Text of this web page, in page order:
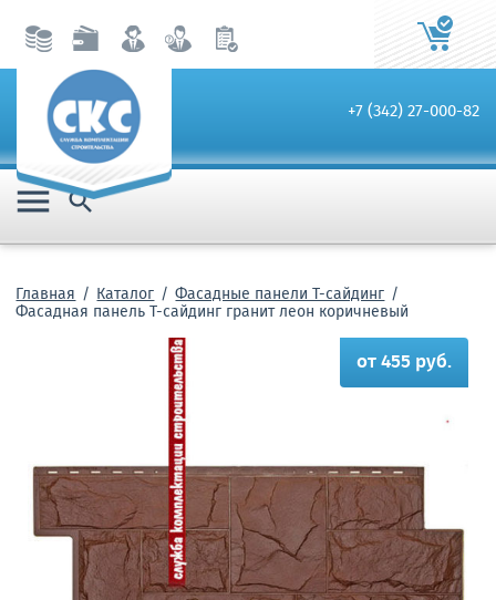
+7 (342) 27-000-82
 
Главная Каталог Фасадные панели Т-сайдинг
Фасадная панель T-cайдинг гранит леон коричневый
от 455 руб.